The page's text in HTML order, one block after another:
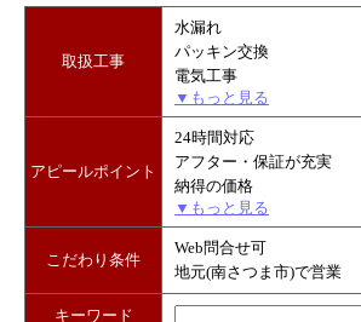
取扱工事
水漏れ
パッキン交換
電気工事
▼もっと見る
アピールポイント
24時間対応
アフター・保証が充実
納得の価格
▼もっと見る
こだわり条件
Web問合せ可
地元(南さつま市)で営業
キーワード